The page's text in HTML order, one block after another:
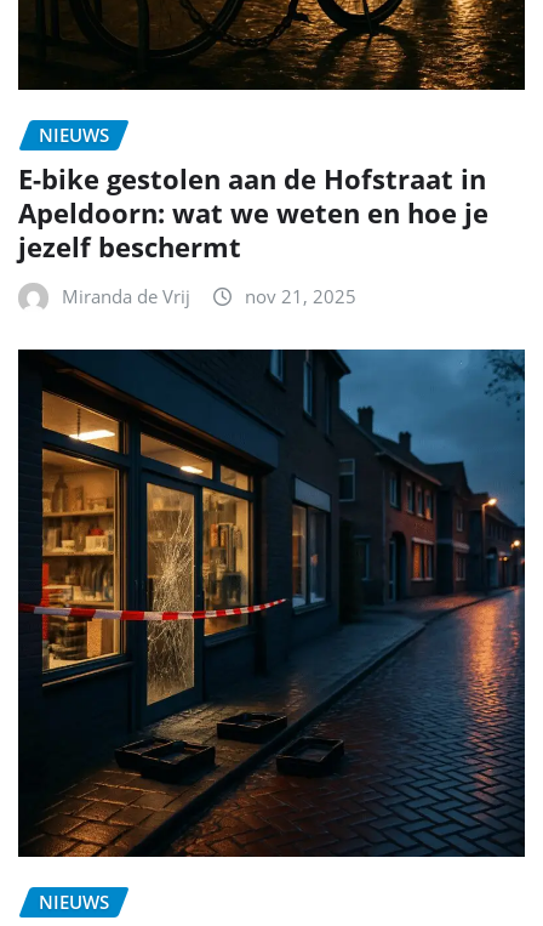
NIEUWS
E-bike gestolen aan de Hofstraat in
Apeldoorn: wat we weten en hoe je
jezelf beschermt
Miranda de Vrij nov 21, 2025
NIEUWS